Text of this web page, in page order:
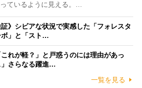
ているように見える。…
証》シビアな状況で実感した「フォレスタ
」と「スト…
れが軽？」と戸惑うのには理由があっ
さらなる躍進…
一覧を見る